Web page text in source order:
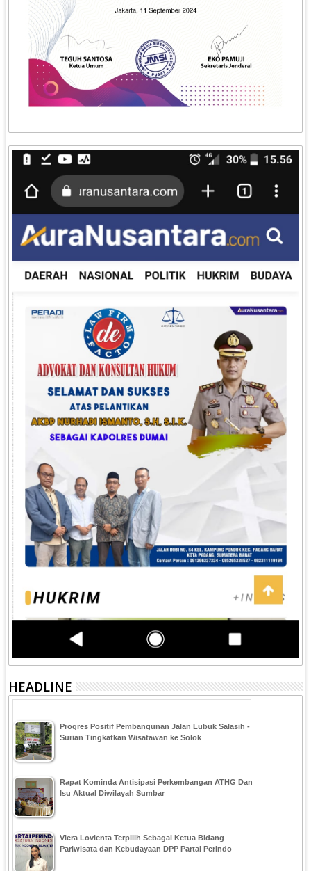
HEADLINE
Progres Positif Pembangunan Jalan Lubuk Salasih -
Surian Tingkatkan Wisatawan ke Solok
Rapat Kominda Antisipasi Perkembangan ATHG Dan
Isu Aktual Diwilayah Sumbar
Viera Lovienta Terpilih Sebagai Ketua Bidang
Pariwisata dan Kebudayaan DPP Partai Perindo